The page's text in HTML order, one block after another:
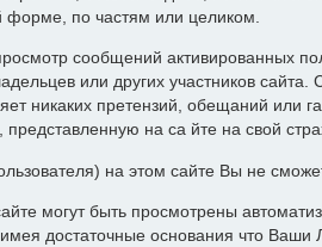
по частям или целиком.
сообщений активированных
или других участников
никаких претензий, обещаний или
на са йте на свой
на этом сайте Вы не
могут быть просмотрены
имея достаточные основания что